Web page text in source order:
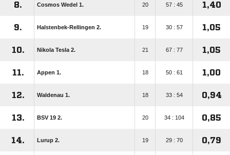
8. Cosmos Wedel 1. 20 57 : 45 1,40
9. Halstenbek-Rellingen 2. 19 30 : 57 1,05
10. Nikola Tesla 2. 21 67 : 77 1,05
11. Appen 1. 18 50 : 61 1,00
12. Waldenau 1. 18 33 : 54 0,94
13. BSV 19 2. 20 34 : 104 0,85
14. Lurup 2. 19 29 : 70 0,79